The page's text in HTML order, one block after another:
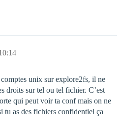
unix sur explore2fs, il ne
droits sur tel ou tel fichier. C’est
qui peut voir ta conf mais on ne
tu as des fichiers confidentiel ça